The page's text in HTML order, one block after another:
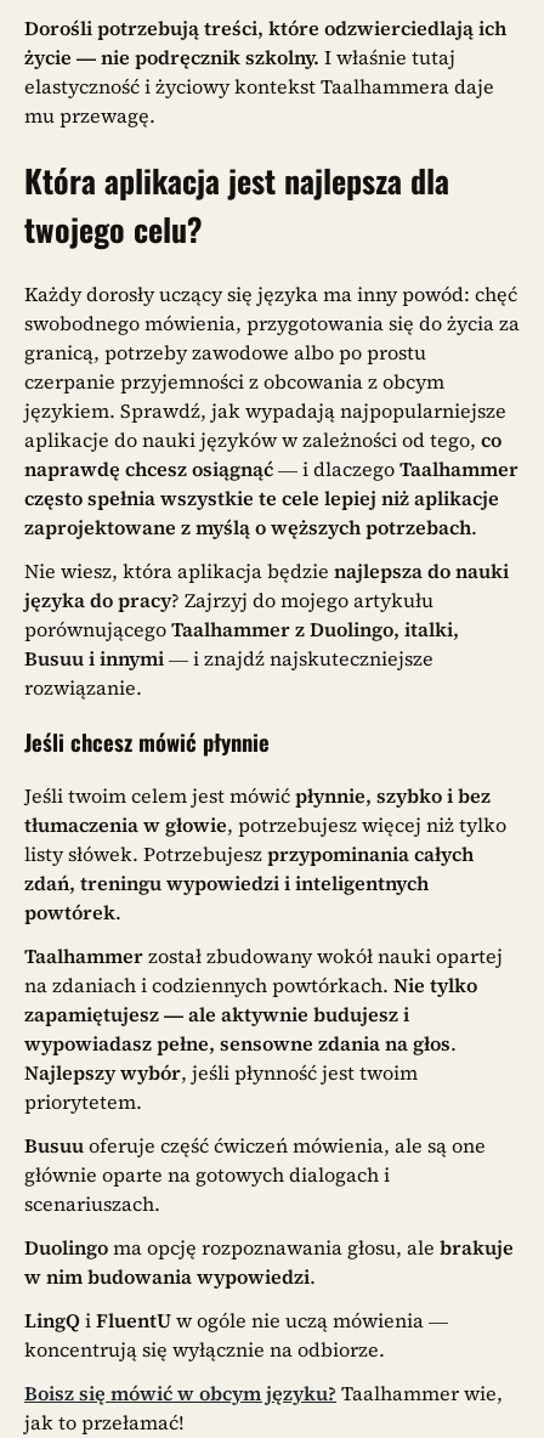
Dorośli potrzebują treści, które odzwierciedlają ich
życie — nie podręcznik szkolny. I właśnie tutaj
elastyczność i życiowy kontekst Taalhammera daje
mu przewagę.
Która aplikacja jest najlepsza dla
twojego celu?
Każdy dorosły uczący się języka ma inny powód: chęć
swobodnego mówienia, przygotowania się do życia za
granicą, potrzeby zawodowe albo po prostu
czerpanie przyjemności z obcowania z obcym
językiem. Sprawdź, jak wypadają najpopularniejsze
aplikacje do nauki języków w zależności od tego, co
naprawdę chcesz osiągnąć— i dlaczegoTaalhammer
często spełnia wszystkie te cele lepiej niż aplikacje
zaprojektowane z myślą o węższych potrzebach.
Nie wiesz, która aplikacja będzie najlepsza do nauki
języka do pracy? Zajrzyj do mojego artykułu
porównującegoTaalhammer z Duolingo, italki,
Busuu i innymi— i znajdź najskuteczniejsze
rozwiązanie.
Jeśli chcesz mówić płynnie
Jeśli twoim celem jest mówićpłynnie, szybko i bez
tłumaczenia w głowie, potrzebujesz więcej niż tylko
listy słówek. Potrzebujeszprzypominania całych
zdań, treningu wypowiedzi i inteligentnych
powtórek.
Taalhammerzostał zbudowany wokół nauki opartej
na zdaniach i codziennych powtórkach. Nie tylko
zapamiętujesz — ale aktywnie budujesz i
wypowiadasz pełne, sensowne zdania na głos.
Najlepszy wybór, jeśli płynność jest twoim
priorytetem.
Busuuoferuje część ćwiczeń mówienia, ale są one
głównie oparte na gotowych dialogach i
scenariuszach.
Duolingoma opcję rozpoznawania głosu, ale brakuje
w nim budowania wypowiedzi.
LingQiFluentUw ogóle nie uczą mówienia —
koncentrują się wyłącznie na odbiorze.
Boisz się mówić w obcym języku? Taalhammer wie,
jak to przełamać!